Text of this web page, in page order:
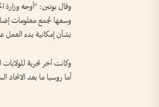
وقال بوتين: "أوجه وزارة
وسعها لجمع معلومات
بشأن إمكانية بدء العمل
أما روسيا ما بعد الاتحاد